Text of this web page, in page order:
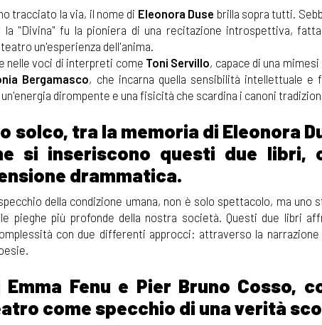
tracciato la via, il nome di Eleonora Duse brilla sopra tutti.
la "Divina" fu la pioniera di una recitazione introspettiva,
un'esperienza dell'anima.
nelle voci di interpreti come Toni Servillo, capace di una
Bergamasco, che incarna quella sensibilità intellettuale
dirompente e una fisicità che scardina i canoni
solco, tra la memoria di Eleonora
si inseriscono questi due libri,
drammatica.
della condizione umana, non è solo spettacolo, ma uno
pieghe più profonde della nostra società. Questi due libri
con due differenti approcci: attraverso la
Fenu e Pier Bruno Cosso,
come specchio di una verità